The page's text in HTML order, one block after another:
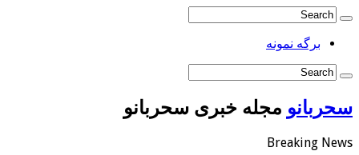
برگه نمونه
سحربانو مجله خبری سحربانو
Breaking News